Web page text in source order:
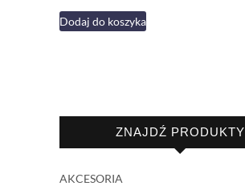
Dodaj do koszyka
ZNAJDŹ PRODUKTY
AKCESORIA